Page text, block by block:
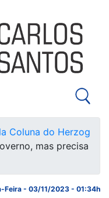
Coluna do Herzog
mas precisa
Feira - 03/11/2023 - 01:34h